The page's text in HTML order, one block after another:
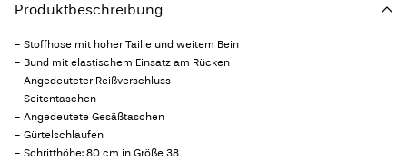
Produktbeschreibung
- Stoffhose mit hoher Taille und weitem Bein
- Bund mit elastischem Einsatz am Rücken
- Angedeuteter Reißverschluss
- Seitentaschen
- Angedeutete Gesäßtaschen
- Gürtelschlaufen
- Schritthöhe: 80 cm in Größe 38